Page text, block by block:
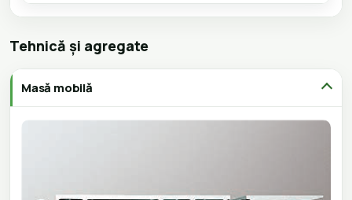
Tehnică și agregate
Masă mobilă